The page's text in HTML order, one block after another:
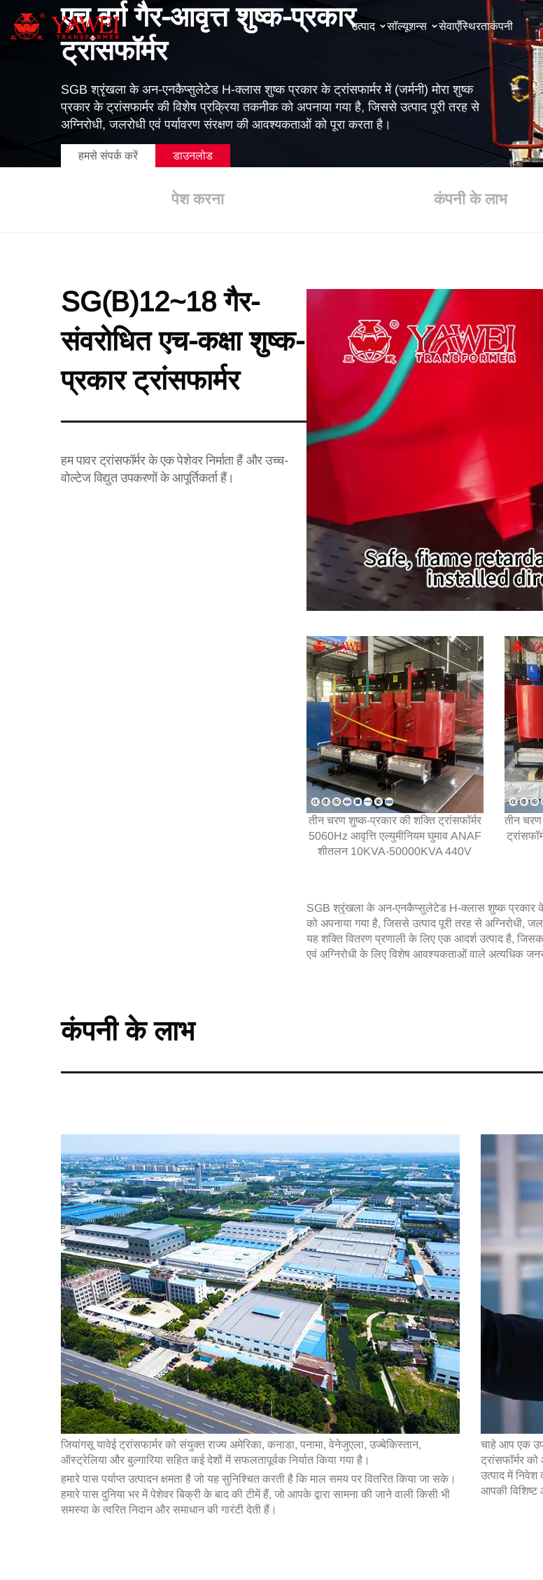
उत्पाद सॉल्यूशन्स सेवाएँस्थिरताकंपनी
एच वर्ग गैर-आवृत्त शुष्क-प्रकार
ट्रांसफॉर्मर
SGB श्रृंखला के अन-एनकैप्सुलेटेड H-क्लास शुष्क प्रकार के ट्रांसफार्मर में (जर्मनी) मोरा शुष्क
प्रकार के ट्रांसफार्मर की विशेष प्रक्रिया तकनीक को अपनाया गया है, जिससे उत्पाद पूरी तरह से
अग्निरोधी, जलरोधी एवं पर्यावरण संरक्षण की आवश्यकताओं को पूरा करता है।
हमसे संपर्क करें डाउनलोड
पेश करना कंपनी के लाभ
SG(B)12~18 गैर-
संवरोधित एच-कक्षा शुष्क-
प्रकार ट्रांसफार्मर
हम पावर ट्रांसफॉर्मर के एक पेशेवर निर्माता हैं और उच्च-
वोल्टेज विद्युत उपकरणों के आपूर्तिकर्ता हैं।
तीन चरण शुष्क-प्रकार की शक्ति ट्रांसफॉर्मर
5060Hz आवृत्ति एल्युमीनियम घुमाव ANAF
शीतलन 10KVA-50000KVA 440V
तीन
SGB श्रृंखला के अन-एनकैप्सुलेटेड H-क्लास शुष्क प्रकार के
को अपनाया गया है, जिससे उत्पाद पूरी तरह से अग्निरोधी,
यह शक्ति वितरण प्रणाली के लिए एक आदर्श उत्पाद है,
एवं अग्निरोधी के लिए विशेष आवश्यकताओं वाले अत्यधिक
कंपनी के लाभ
जियांगसू यावेई ट्रांसफार्मर को संयुक्त राज्य अमेरिका, कनाडा, पनामा, वेनेजुएला, उज्बेकिस्तान,
ऑस्ट्रेलिया और बुल्गारिया सहित कई देशों में सफलतापूर्वक निर्यात किया गया है।
हमारे पास पर्याप्त उत्पादन क्षमता है जो यह सुनिश्चित करती है कि माल समय पर वितरित किया जा सके।
हमारे पास दुनिया भर में पेशेवर बिक्री के बाद की टीमें हैं, जो आपके द्वारा सामना की जाने वाली किसी भी
समस्या के त्वरित निदान और समाधान की गारंटी देती हैं।
चाहे आप एक
ट्रांसफॉर्मर
उत्पाद में
आपकी